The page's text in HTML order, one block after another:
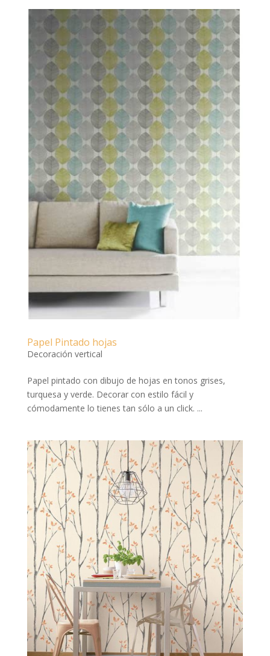
Papel Pintado hojas
Decoración vertical
Papel pintado con dibujo de hojas en tonos grises,
turquesa y verde. Decorar con estilo fácil y
cómodamente lo tienes tan sólo a un click. ...